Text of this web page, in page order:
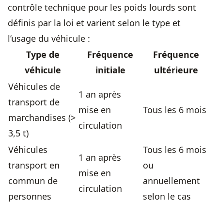
contrôle technique pour les poids lourds sont
définis par la loi et varient selon le type et
l’usage du véhicule :
Type de
véhicule
Fréquence
initiale
Fréquence
ultérieure
Véhicules de
transport de
marchandises (>
3,5 t)
1 an après
mise en
circulation
Tous les 6 mois
Véhicules
transport en
commun de
personnes
1 an après
mise en
circulation
Tous les 6 mois
ou
annuellement
selon le cas